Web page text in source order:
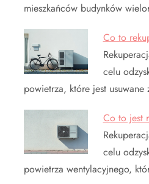
mieszkańców budynków
Co to
celu
powietrza, które jest
Co to jest
celu
powietrza wentylacyjnego,